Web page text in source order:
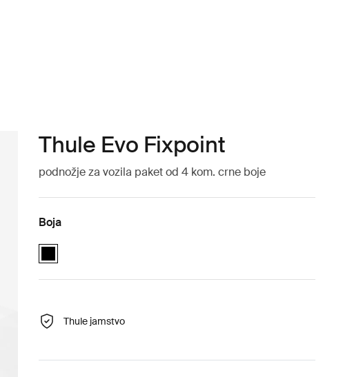
Thule Evo Fixpoint
podnožje za vozila paket od 4 kom. crne boje
Boja
Thule Evo Fixpoint Crna (selected)
Thule jamstvo